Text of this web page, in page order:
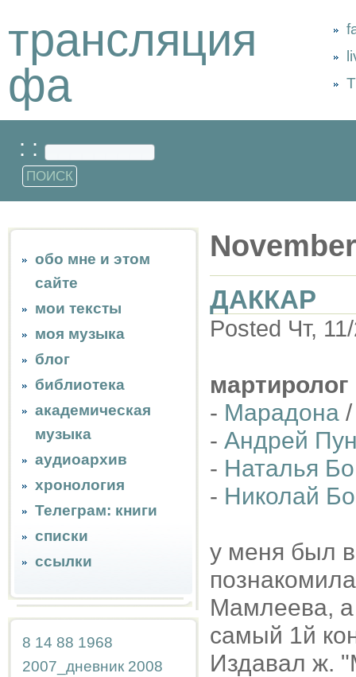
трансляция
фа
: :
обо мне и этом
сайте
мои тексты
моя музыка
блог
библиотека
академическая
музыка
аудиоархив
хронология
Телеграм: книги
списки
ссылки
8 14 88 1968
2007_дневник 2008
ДАККАР
Posted Чт,
мартиролог
- Марадона
- Андрей
- Наталья
- Николай
у меня был
Мамлеева, а
самый 1й
Издавал ж.